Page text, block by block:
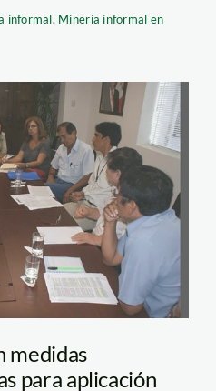
informal, Minería informal en
medidas
para aplicación